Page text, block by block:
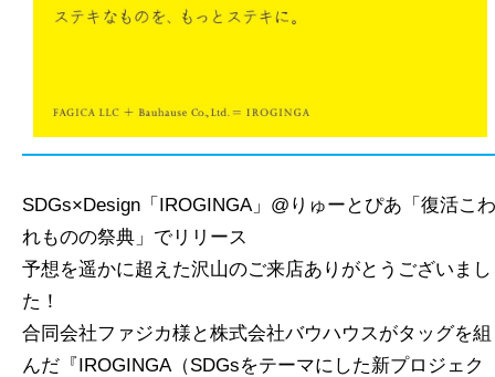
SDGs×Design「IROGINGA」@りゅーとぴあ「復活こわ
れものの祭典」でリリース
予想を遥かに超えた沢山のご来店ありがとうございまし
た！
合同会社ファジカ様と株式会社バウハウスがタッグを組
んだ『IROGINGA（SDGsをテーマにした新プロジェク